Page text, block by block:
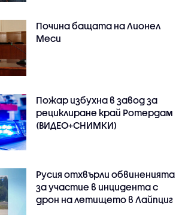
Почина бащата на Лионел
Меси
Пожар избухна в завод за
рециклиране край Ротердам
(ВИДЕО+СНИМКИ)
Русия отхвърли обвиненията
за участие в инцидента с
дрон на летището в Лайпциг